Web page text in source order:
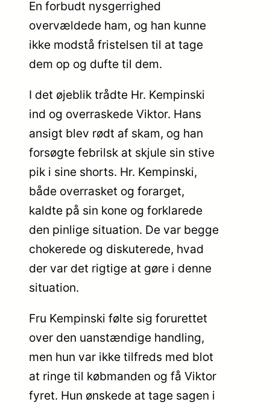
En forbudt nysgerrighed
overvældede ham, og han kunne
ikke modstå fristelsen til at tage
dem op og dufte til dem.
I det øjeblik trådte Hr. Kempinski
ind og overraskede Viktor. Hans
ansigt blev rødt af skam, og han
forsøgte febrilsk at skjule sin stive
pik i sine shorts. Hr. Kempinski,
både overrasket og forarget,
kaldte på sin kone og forklarede
den pinlige situation. De var begge
chokerede og diskuterede, hvad
der var det rigtige at gøre i denne
situation.
Fru Kempinski følte sig forurettet
over den uanstændige handling,
men hun var ikke tilfreds med blot
at ringe til købmanden og få Viktor
fyret. Hun ønskede at tage sagen i